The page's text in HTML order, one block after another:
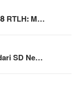
RTLH: M…
SD Ne…